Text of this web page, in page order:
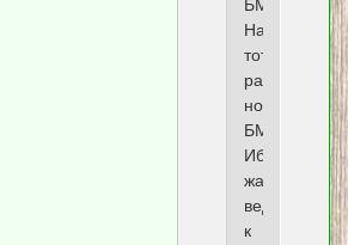
БМВ.
На
тот
раз
новая
БМВ.
Ибо
жадность
ведет
к